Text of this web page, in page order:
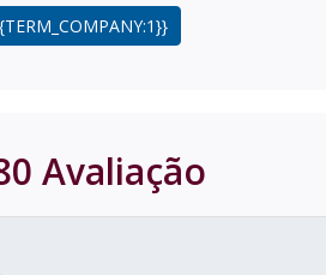
Avaliação